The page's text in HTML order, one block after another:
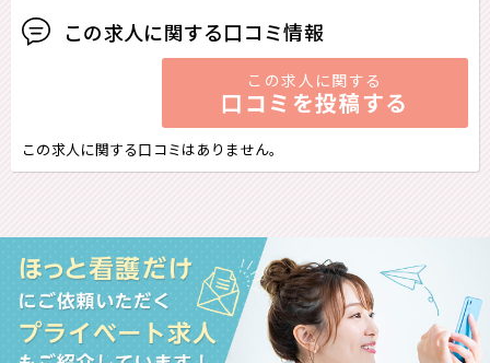
この求人に関する口コミ情報
この求人に関する
口コミを投稿する
この求人に関する口コミはありません。